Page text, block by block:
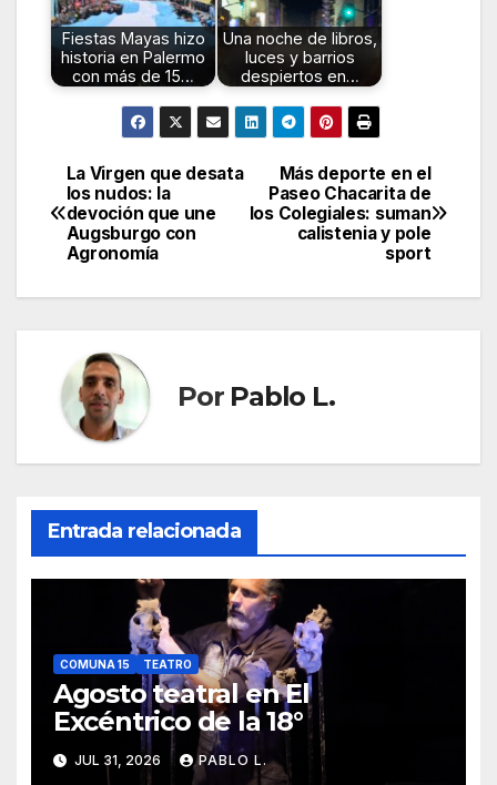
Fiestas Mayas hizo
historia en Palermo
con más de 15…
Una noche de libros,
luces y barrios
despiertos en…
Navegación
de
entradas
Más deporte en el
Paseo Chacarita de
los Colegiales: suman
calistenia y pole
sport
La Virgen que desata
los nudos: la
devoción que une
Augsburgo con
Agronomía
Por Pablo L.
Entrada relacionada
COMUNA 15 TEATRO
Agosto teatral en El
Excéntrico de la 18°
JUL 31, 2026 PABLO L.